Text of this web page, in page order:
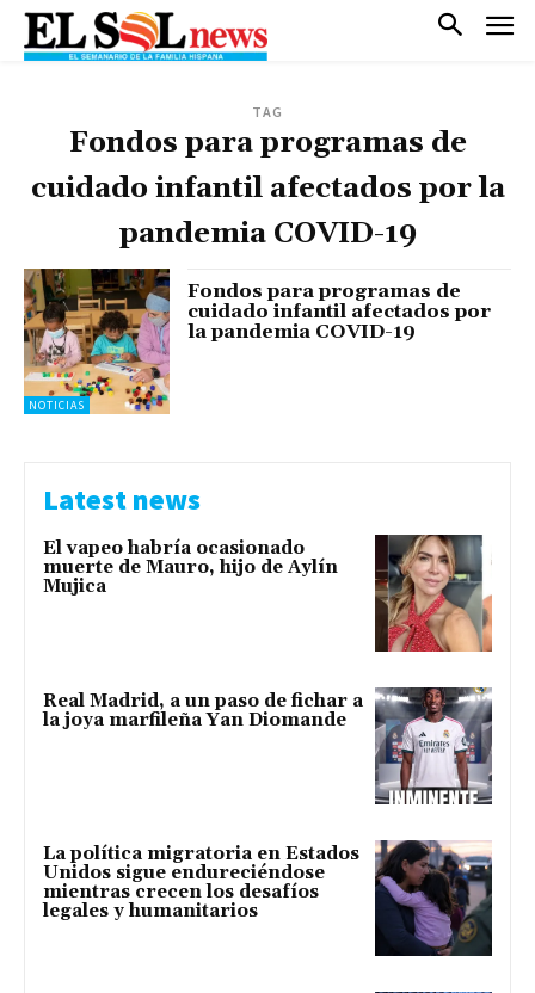
TAG
Fondos para programas de
cuidado infantil afectados por la
pandemia COVID-19
NOTICIAS
Fondos para programas de
cuidado infantil afectados por
la pandemia COVID-19
Latest news
El vapeo habría ocasionado
muerte de Mauro, hijo de Aylín
Mujica
Real Madrid, a un paso de fichar a
la joya marfileña Yan Diomande
La política migratoria en Estados
Unidos sigue endureciéndose
mientras crecen los desafíos
legales y humanitarios